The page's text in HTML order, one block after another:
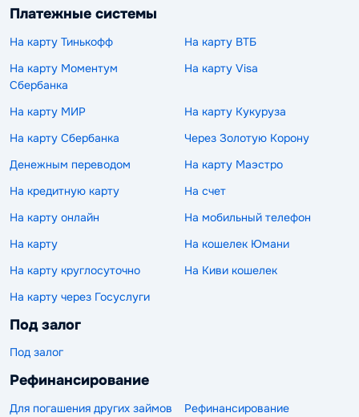
Платежные системы
На карту Тинькофф
На карту ВТБ
На карту Моментум
Сбербанка
На карту Visa
На карту МИР
На карту Кукуруза
На карту Сбербанка
Через Золотую Корону
Денежным переводом
На карту Маэстро
На кредитную карту
На счет
На карту онлайн
На мобильный телефон
На карту
На кошелек Юмани
На карту круглосуточно
На Киви кошелек
На карту через Госуслуги
Под залог
Под залог
Рефинансирование
Для погашения других займов Рефинансирование